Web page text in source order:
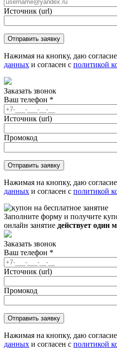
Источник (url)
Нажимая на кнопку, даю
данных и согласен с политикой
Заказать звонок
Ваш телефон *
Источник (url)
Промокод
Нажимая на кнопку, даю
данных и согласен с политикой
Заполните форму и получите
онлайн занятие действует один
Заказать звонок
Ваш телефон *
Источник (url)
Промокод
Нажимая на кнопку, даю
данных и согласен с политикой